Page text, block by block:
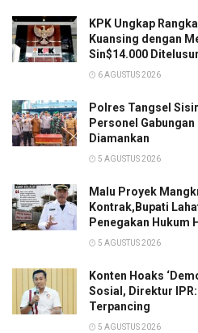
KPK Ungkap
Kuansing dengan
Sin$14.000
6 AGUSTUS 2026
Polres Tangsel
Personel
Diamankan
5 AGUSTUS 2026
Malu Proyek
Kontrak,Bupati
Penegakan Hukum
5 AGUSTUS 2026
Konten Hoaks
Sosial, Direktur
Terpancing
5 AGUSTUS 2026